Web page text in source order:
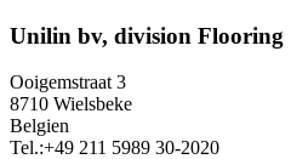
Unilin bv, division Flooring
Ooigemstraat 3
8710 Wielsbeke
Belgien
Tel.:+49 211 5989 30-2020